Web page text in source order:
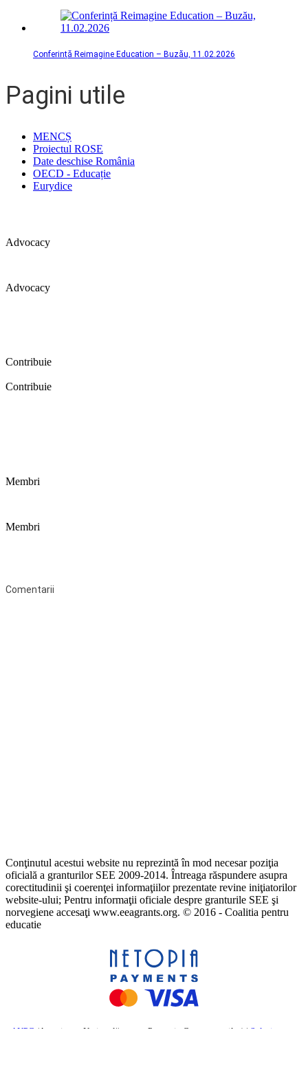
Conferință Reimagine Education – Buzău, 11.02.2026
Pagini utile
MENCȘ
Proiectul ROSE
Date deschise România
OECD - Educație
Eurydice
Advocacy
Advocacy
Contribuie
Contribuie
Membri
Membri
Comentarii
Conţinutul acestui website nu reprezintă în mod necesar poziţia
oficială a granturilor SEE 2009-2014. Întreaga răspundere asupra
corectitudinii şi coerenţei informaţiilor prezentate revine iniţiatorilor
website-ului; Pentru informaţii oficiale despre granturile SEE şi
norvegiene accesaţi www.eeagrants.org. © 2016 - Coalitia pentru
educatie
ANPC (Autoritatea Națională pentru Protecția Consumatorilor) | Soluționarea